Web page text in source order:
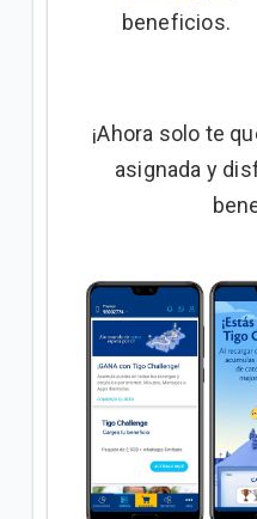
beneficios.
¡Ahora solo te
asignada y